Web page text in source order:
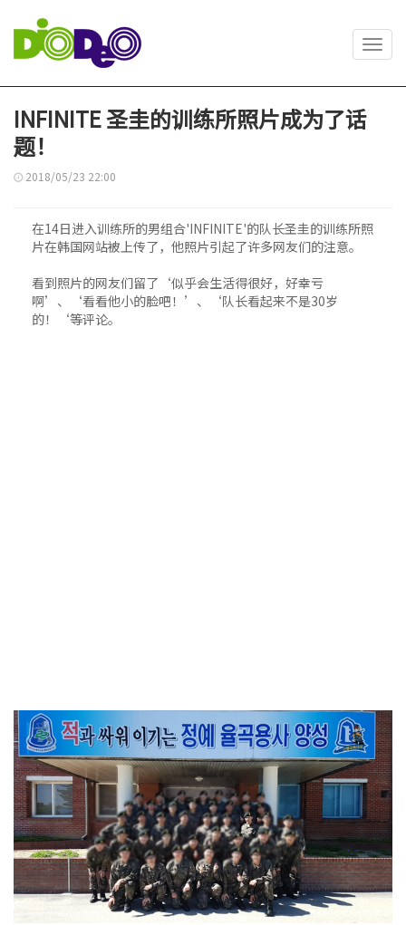
INFINITE 圣圭的训练所照片成为了话
题！
2018/05/23 22:00
在14日进入训练所的男组合'INFINITE'的队长圣圭的训练所照
片在韩国网站被上传了，他照片引起了许多网友们的注意。
看到照片的网友们留了‘似乎会生活得很好，好幸亏
啊’、‘看看他小的脸吧！’、‘队长看起来不是30岁
的！‘等评论。